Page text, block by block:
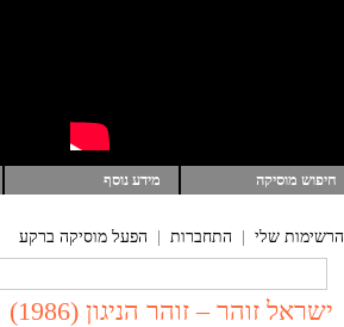
חיפוש מוסיקה מידע נוסף
הרשימות שלי התחברות הפעל מוסיקה ברקע
ישראל זוהר – זוהר הניגון (1986)